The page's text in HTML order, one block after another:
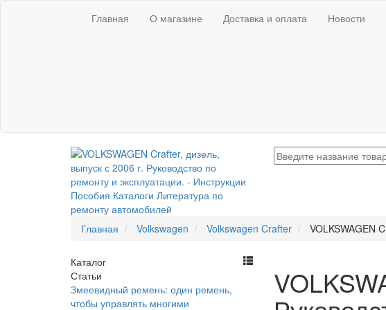
Главная О магазине Доставка и оплата Новости
Главная Volkswagen Volkswagen Crafter VOLKSWAGEN
Каталог
Статьи
Змеевидный ремень: один ремень,
чтобы управлять многими